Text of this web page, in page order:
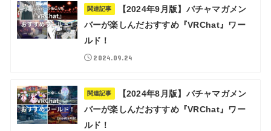
関連記事
【2024年9月版】バチャマガメン
バーが楽しんだおすすめ『VRChat』ワー
ルド！
2024.09.24
関連記事
【2024年8月版】バチャマガメン
バーが楽しんだおすすめ『VRChat』ワー
ルド！